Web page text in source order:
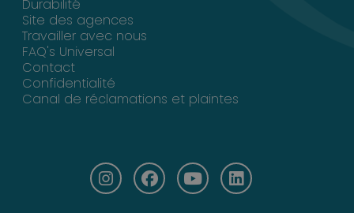
Durabilité
Site des agences
Travailler avec nous
FAQ's Universal
Contact
Confidentialité
Canal de réclamations et plaintes